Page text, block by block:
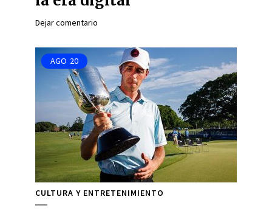
Dejar comentario
AGO 20
CULTURA Y ENTRETENIMIENTO